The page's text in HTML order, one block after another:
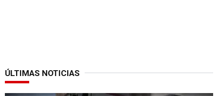
ÚLTIMAS NOTICIAS